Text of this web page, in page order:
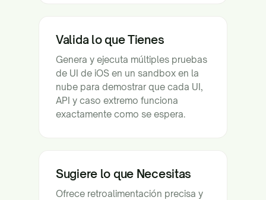
Valida lo que Tienes
Genera y ejecuta múltiples pruebas
de UI de iOS en un sandbox en la
nube para demostrar que cada UI,
API y caso extremo funciona
exactamente como se espera.
Sugiere lo que Necesitas
Ofrece retroalimentación precisa y